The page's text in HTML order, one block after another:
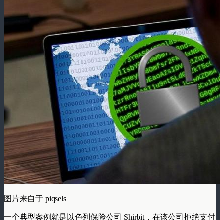
图片来自于 piqsels
一个典型案例就是以色列保险公司 Shirbit，在该公司拒绝支付